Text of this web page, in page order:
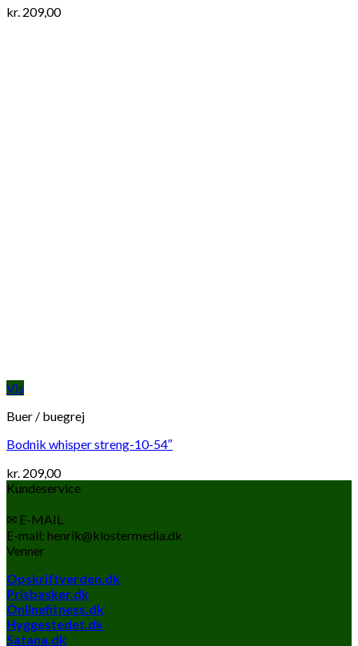
kr. 209,00
Vis
Buer / buegrej
Bodnik whisper streng-10-54″
kr. 209,00
Kundeservice
✉ E-MAIL
E-mail: henrik@klostermedia.dk
Venner
Opskriftverden.dk
Prisbasker.dk
Onlinefitness.dk
Hyggestedet.dk
Satana.dk